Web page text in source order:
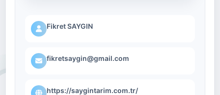
Fikret SAYGIN
fikretsaygin@gmail.com
https://saygintarim.com.tr/